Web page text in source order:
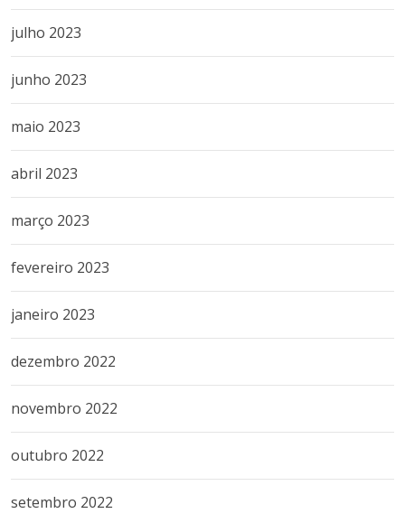
julho 2023
junho 2023
maio 2023
abril 2023
março 2023
fevereiro 2023
janeiro 2023
dezembro 2022
novembro 2022
outubro 2022
setembro 2022